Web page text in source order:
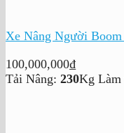
Xe Nâng Người
100,000,000₫
Tải Nâng: 230Kg Làm